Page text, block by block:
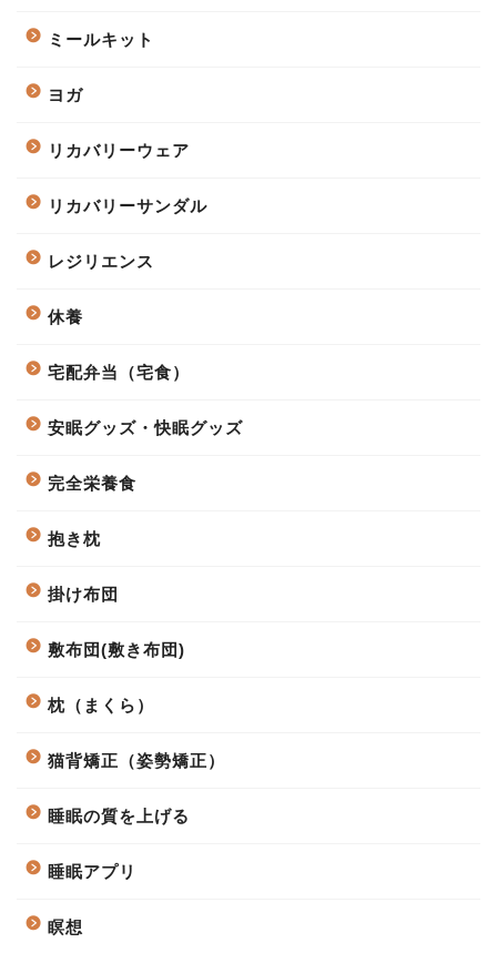
ミールキット
ヨガ
リカバリーウェア
リカバリーサンダル
レジリエンス
休養
宅配弁当（宅食）
安眠グッズ・快眠グッズ
完全栄養食
抱き枕
掛け布団
敷布団(敷き布団)
枕（まくら）
猫背矯正（姿勢矯正）
睡眠の質を上げる
睡眠アプリ
瞑想